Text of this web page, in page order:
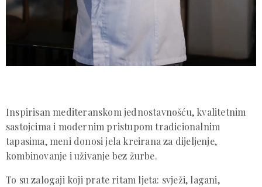
Inspirisan mediteranskom jednostavnošću, kvalitetnim
sastojcima i modernim pristupom tradicionalnim
tapasima, meni donosi jela kreirana za dijeljenje,
kombinovanje i uživanje bez žurbe.
To su zalogaji koji prate ritam ljeta: svježi, lagani,